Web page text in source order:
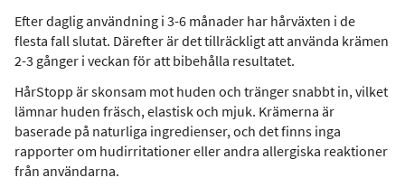
Efter daglig användning i 3-6 månader har hårväxten i de
flesta fall slutat. Därefter är det tillräckligt att använda krämen
2-3 gånger i veckan för att bibehålla resultatet.
HårStopp är skonsam mot huden och tränger snabbt in, vilket
lämnar huden fräsch, elastisk och mjuk. Krämerna är
baserade på naturliga ingredienser, och det finns inga
rapporter om hudirritationer eller andra allergiska reaktioner
från användarna.